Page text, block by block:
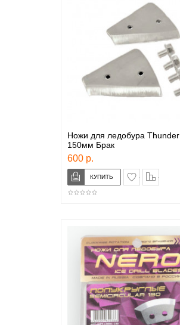
Ножи для ледобура Thunder
150мм Брак
600 р.
в закладки